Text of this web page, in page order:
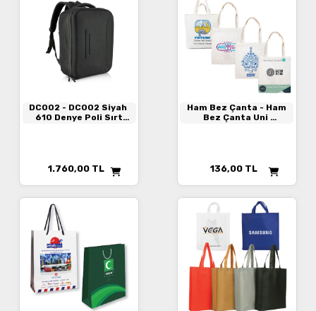
DC002 - DC002 Siyah
610 Denye Poli Sırt
1.760,00 TL
Ham Bez Çanta - Ham
Bez Çanta Uni
136,00 TL